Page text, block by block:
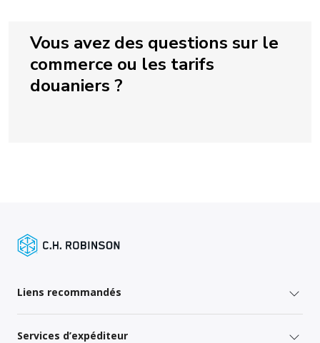
Vous avez des questions sur le
commerce ou les tarifs
douaniers ?
Liens recommandés
Services d’expéditeur